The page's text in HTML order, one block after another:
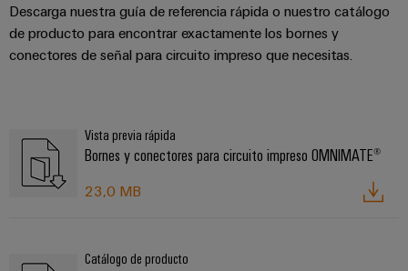
Descarga nuestra guía de referencia rápida o nuestro catálogo
de producto para encontrar exactamente los bornes y
conectores de señal para circuito impreso que necesitas.
Vista previa rápida
Bornes y conectores para circuito impreso OMNIMATE®
23,0 MB
Catálogo de producto